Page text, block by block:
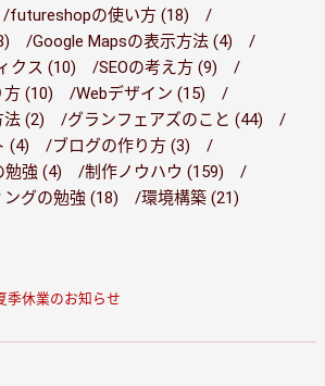
futureshopの使い方 (18)
Google Mapsの表示方法 (4)
クス (10)
SEOの考え方 (9)
(10)
Webデザイン (15)
(2)
グランフェアズのこと (44)
(4)
ブログの作り方 (3)
勉強 (4)
制作ノウハウ (159)
グの勉強 (18)
環境構築 (21)
季休業のお知らせ